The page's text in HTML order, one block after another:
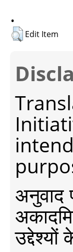
.
Edit Item
अनुवाद